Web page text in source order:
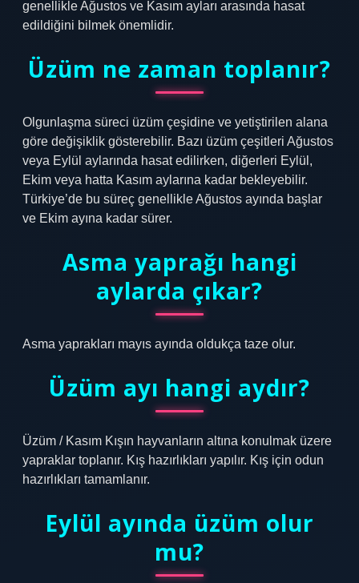
genellikle Ağustos ve Kasım ayları arasında hasat
edildiğini bilmek önemlidir.
Üzüm ne zaman toplanır?
Olgunlaşma süreci üzüm çeşidine ve yetiştirilen alana
göre değişiklik gösterebilir. Bazı üzüm çeşitleri Ağustos
veya Eylül aylarında hasat edilirken, diğerleri Eylül,
Ekim veya hatta Kasım aylarına kadar bekleyebilir.
Türkiye’de bu süreç genellikle Ağustos ayında başlar
ve Ekim ayına kadar sürer.
Asma yaprağı hangi
aylarda çıkar?
Asma yaprakları mayıs ayında oldukça taze olur.
Üzüm ayı hangi aydır?
Üzüm / Kasım Kışın hayvanların altına konulmak üzere
yapraklar toplanır. Kış hazırlıkları yapılır. Kış için odun
hazırlıkları tamamlanır.
Eylül ayında üzüm olur
mu?